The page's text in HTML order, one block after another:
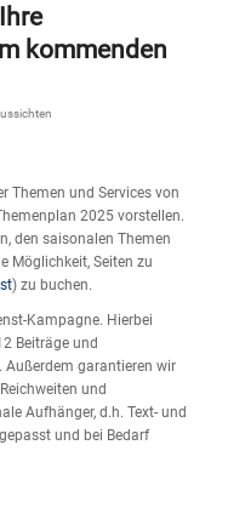
kommenden
Themen und Services von
2025 vorstellen.
den saisonalen Themen
Möglichkeit, Seiten zu
) zu buchen.
Kampagne. Hierbei
Beiträge und
Außerdem garantieren wir
und
Aufhänger, d.h. Text- und
und bei Bedarf